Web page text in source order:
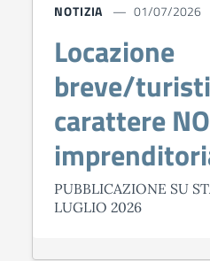
NOTIZIA 01/07/2026
Locazione
breve/
carattere
PUBBLICAZIONE SU
LUGLIO 2026